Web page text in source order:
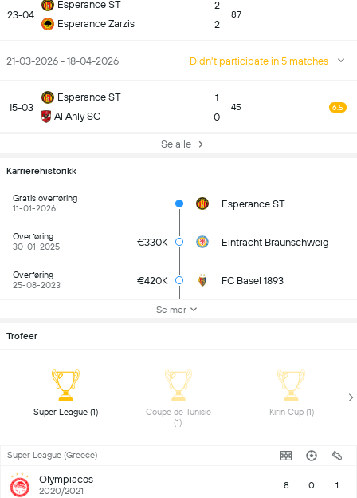
23-04
Esperance ST
Esperance Zarzis
2
2
87
21-03-2026 - 18-04-2026 Didn't participate in 5 matches
15-03
Esperance ST
Al Ahly SC
1
0
45 6.5
Se alle
Karrierehistorikk
Gratis overføring
11-01-2026
Esperance ST
Overføring
30-01-2025
€330K Eintracht Braunschweig
Overføring
25-08-2023
€420K FC Basel 1893
Se mer
Trofeer
Super League (1)
Coupe de Tunisie
(1)
Kirin Cup (1)
Super League (Greece)
Olympiacos
2020/2021 8 0 1